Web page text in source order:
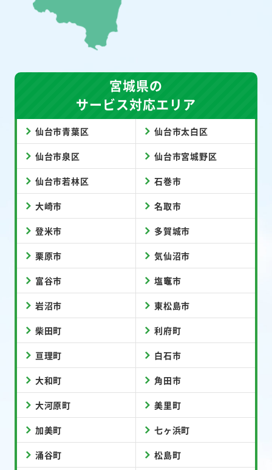
宮城県の
サービス対応エリア
仙台市青葉区 仙台市太白区
仙台市泉区 仙台市宮城野区
仙台市若林区 石巻市
大崎市 名取市
登米市 多賀城市
栗原市 気仙沼市
富谷市 塩竈市
岩沼市 東松島市
柴田町 利府町
亘理町 白石市
大和町 角田市
大河原町 美里町
加美町 七ヶ浜町
涌谷町 松島町